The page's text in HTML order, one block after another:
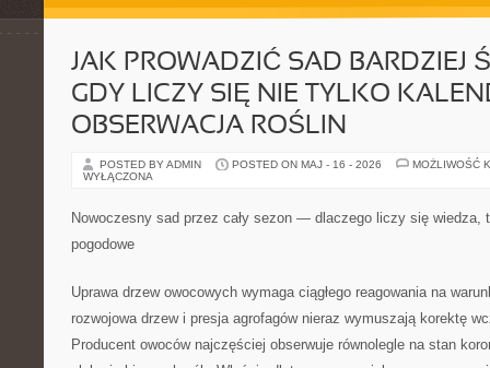
JAK PROWADZIĆ SAD BARDZIEJ
GDY LICZY SIĘ NIE TYLKO
OBSERWACJA ROŚLIN
POSTED BY ADMIN POSTED ON MAJ - 16 - 2026
MOŻLIWOŚĆ
WYŁĄCZONA
Nowoczesny sad przez cały sezon — dlaczego liczy się wiedza,
pogodowe
Uprawa drzew owocowych wymaga ciągłego reagowania na
rozwojowa drzew i presja agrofagów nieraz wymuszają korektę
Producent owoców najczęściej obserwuje równolegle na stan